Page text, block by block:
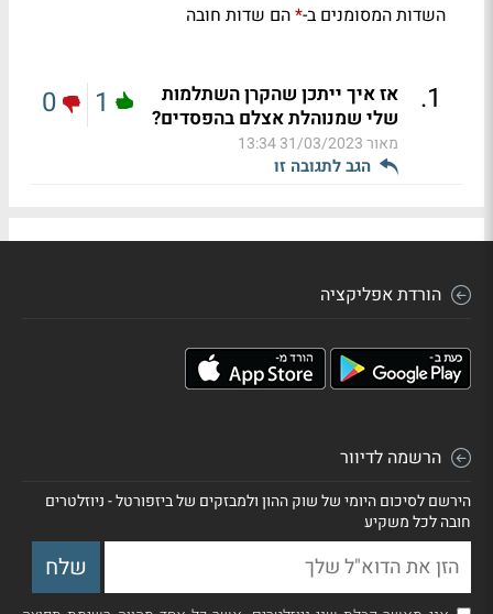
השדות המסומנים ב-*הם שדות חובה
1
.
אז איך ייתכן שהקרן השתלמות
שלי שמנוהלת אצלם בהפסדים?
מאור31/03/2023 13:34
הגב לתגובה זו
1
0
הורדת אפליקציה
הרשמה לדיוור
הירשם לסיכום היומי של שוק ההון ולמבזקים של ביזפורטל - ניוזלטרים
חובה לכל משקיע